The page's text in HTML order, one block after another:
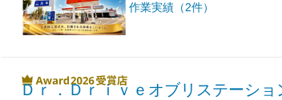
作業実績（2件）
Ｄｒ．Ｄｒｉｖｅオブリステーショ